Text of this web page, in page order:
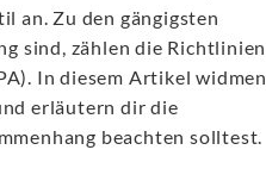
an. Zu den gängigsten
sind, zählen die Richtlinien
In diesem Artikel widmen
erläutern dir die
beachten solltest.